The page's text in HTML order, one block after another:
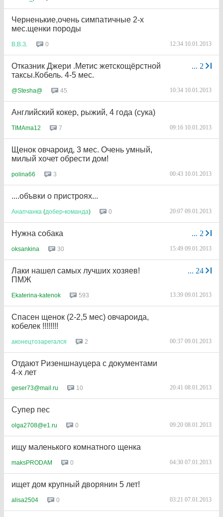
Черненькие,очень симпатичные 2-х
мес.щенки породы
В.В.З. 0 12:34 10.01.2013
... 2
Отказник Джери .Метис жетскощёрстной
таксы.Кобель. 4-5 мес.
@Stesha@ 45 10:34 10.01.2013
Английский кокер, рыжий, 4 года (сука)
TIMAma12 7 09:16 10.01.2013
Щенок овчароид, 3 мес. Очень умный,
милый хочет обрести дом!
polina66 3 00:43 10.01.2013
....объвки о пристроях...
Анапчанка (добер-команда) 0 20:07 09.01.2013
... 2
Нужна собака
oksankina 30 15:49 09.01.2013
... 24
Лаки нашел самых лучших хозяев!
ПМЖ
Ekaterina-katenok 593 13:39 09.01.2013
Спасен щенок (2-2,5 мес) овчароида,
кобелек !!!!!!!!
аконецтозарегался 2 00:37 09.01.2013
Отдают Ризеншнауцера с документами
4-х лет
geser73@mail.ru 10 20:41 08.01.2013
Cупер пес
olga2708@e1.ru 0 09:20 08.01.2013
ищу маленького комнатного щенка
maksPRODAM 0 04:30 07.01.2013
ищет дом крупный дворянин 5 лет!
alisa2504 0 03:21 07.01.2013